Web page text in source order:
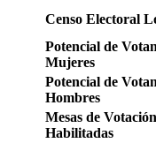
Censo Electoral
Potencial de
Mujeres
Potencial de
Hombres
Mesas de Votación
Habilitadas